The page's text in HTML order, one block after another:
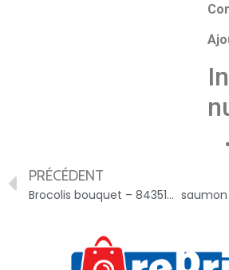
PRÉCÉDENT
Brocolis bouquet – 8435177001437 saumon